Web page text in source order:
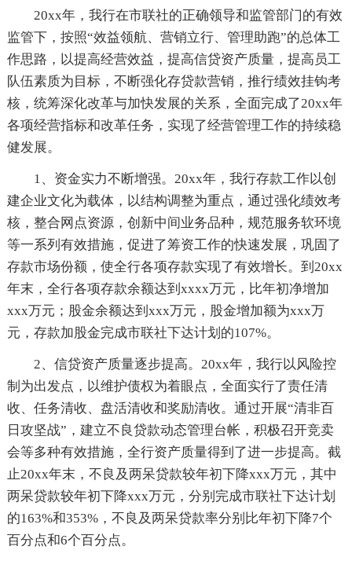
20xx年，我行在市联社的正确领导和监管部门的有效
监管下，按照“效益领航、营销立行、管理助跑”的总体工
作思路，以提高经营效益，提高信贷资产质量，提高员工
队伍素质为目标，不断强化存贷款营销，推行绩效挂钩考
核，统筹深化改革与加快发展的关系，全面完成了20xx年
各项经营指标和改革任务，实现了经营管理工作的持续稳
健发展。
1、资金实力不断增强。20xx年，我行存款工作以创
建企业文化为载体，以结构调整为重点，通过强化绩效考
核，整合网点资源，创新中间业务品种，规范服务软环境
等一系列有效措施，促进了筹资工作的快速发展，巩固了
存款市场份额，使全行各项存款实现了有效增长。到20xx
年末，全行各项存款余额达到xxxx万元，比年初净增加
xxx万元；股金余额达到xxx万元，股金增加额为xxx万
元，存款加股金完成市联社下达计划的107%。
2、信贷资产质量逐步提高。20xx年，我行以风险控
制为出发点，以维护债权为着眼点，全面实行了责任清
收、任务清收、盘活清收和奖励清收。通过开展“清非百
日攻坚战”，建立不良贷款动态管理台帐，积极召开竞卖
会等多种有效措施，全行资产质量得到了进一步提高。截
止20xx年末，不良及两呆贷款较年初下降xxx万元，其中
两呆贷款较年初下降xxx万元，分别完成市联社下达计划
的163%和353%，不良及两呆贷款率分别比年初下降7个
百分点和6个百分点。